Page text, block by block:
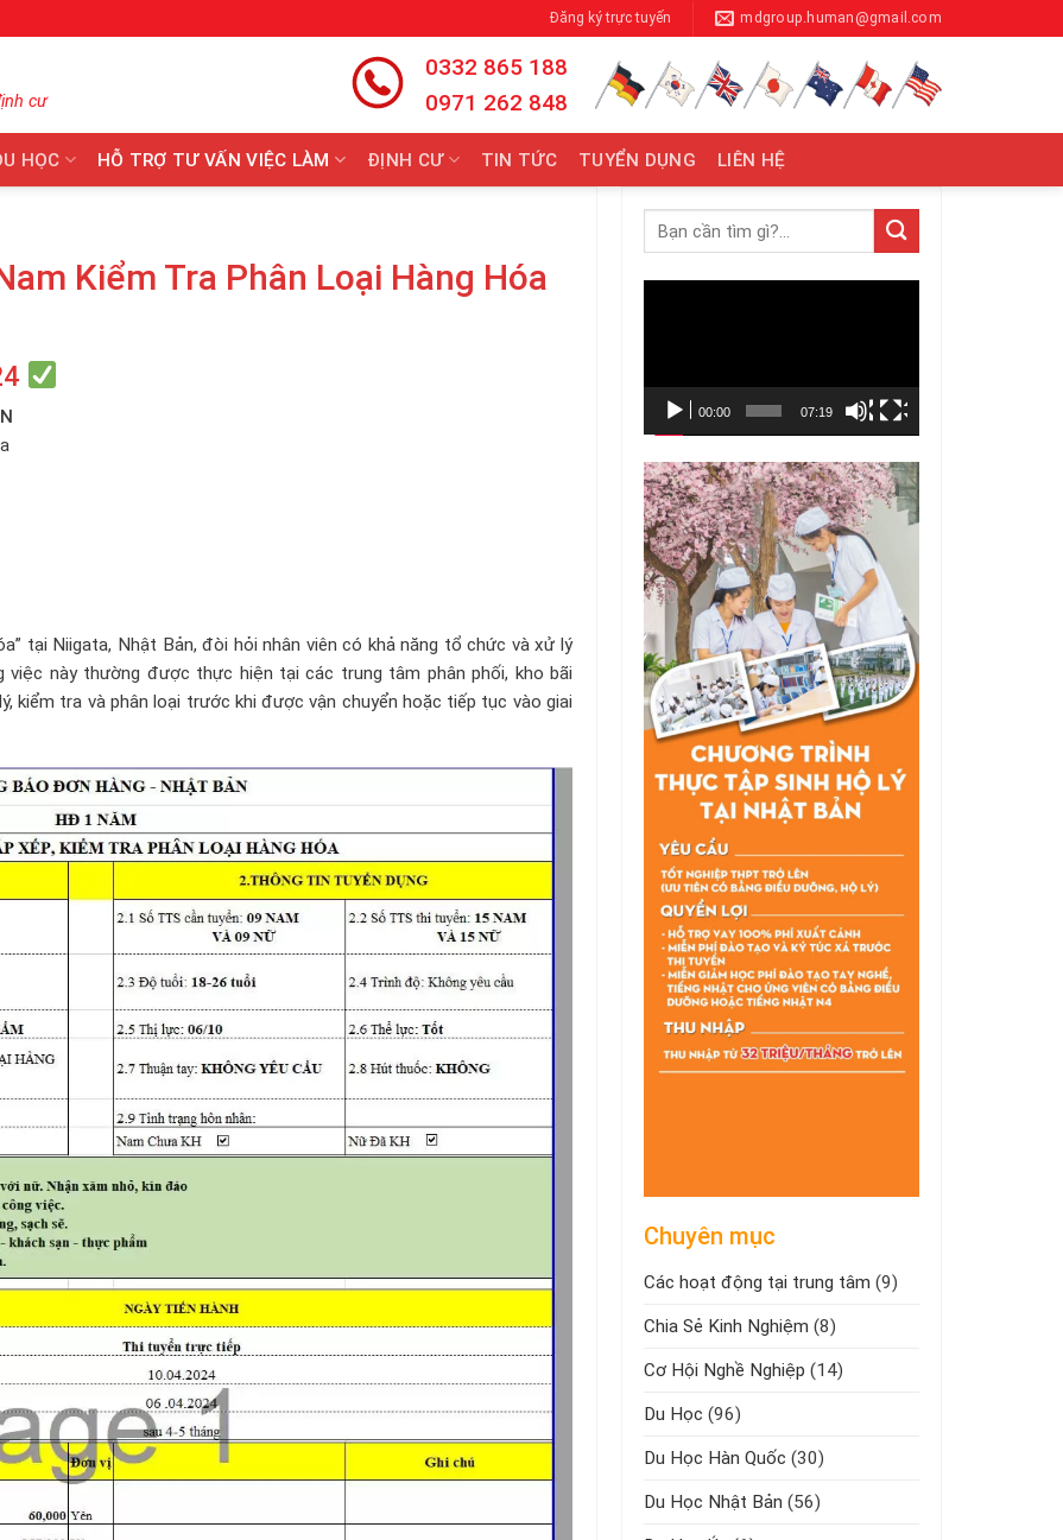
Đăng ký trực tuyến mdgroup.human@gmail.com
cư
0332 865 188
0971 262 848
HỌC HỖ TRỢ TƯ VẤN VIỆC LÀM ĐỊNH CƯ TIN TỨC TUYỂN DỤNG LIÊN HỆ
Kiểm Tra Phân Loại Hàng Hóa
tại Niigata, Nhật Bản, đòi hỏi nhân viên có khả năng tổ chức và xử lý
việc này thường được thực hiện tại các trung tâm phân phối, kho bãi
kiểm tra và phân loại trước khi được vận chuyển hoặc tiếp tục vào giai
00:00 07:19
Chuyên mục
Các hoạt động tại trung tâm (9)
Chia Sẻ Kinh Nghiệm (8)
Cơ Hội Nghề Nghiệp (14)
Du Học (96)
Du Học Hàn Quốc (30)
Du Học Nhật Bản (56)